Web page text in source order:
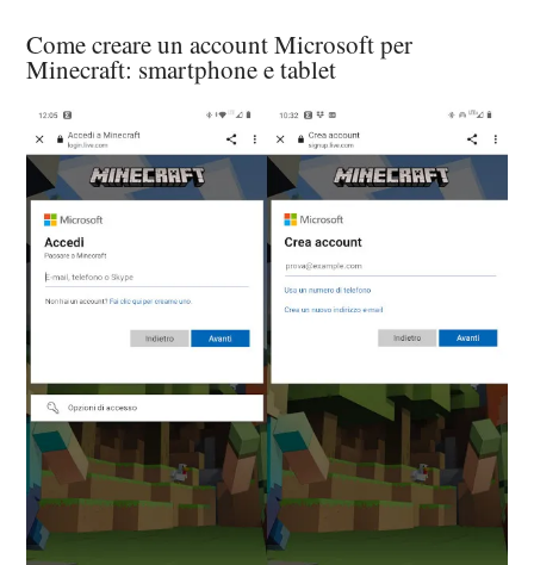
Come creare un account Microsoft per
Minecraft: smartphone e tablet